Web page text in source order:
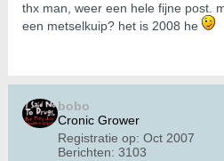
thx man, weer een hele fijne post.
een metselkuip? het is 2008 he
bobo
Cronic Grower
Registratie op: Oct 2007
Berichten: 3103